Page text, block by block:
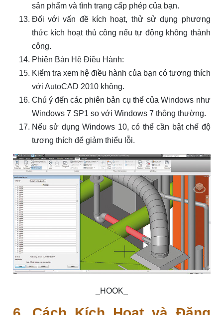
sản phẩm và tình trạng cấp phép của bạn.
Đối với vấn đề kích hoạt, thử sử dụng phương
thức kích hoạt thủ công nếu tự động không thành
công.
Phiên Bản Hệ Điều Hành:
Kiểm tra xem hệ điều hành của bạn có tương thích
với AutoCAD 2010 không.
Chú ý đến các phiên bản cụ thể của Windows như
Windows 7 SP1 so với Windows 7 thông thường.
Nếu sử dụng Windows 10, có thể cần bật chế độ
tương thích để giảm thiểu lỗi.
_HOOK_